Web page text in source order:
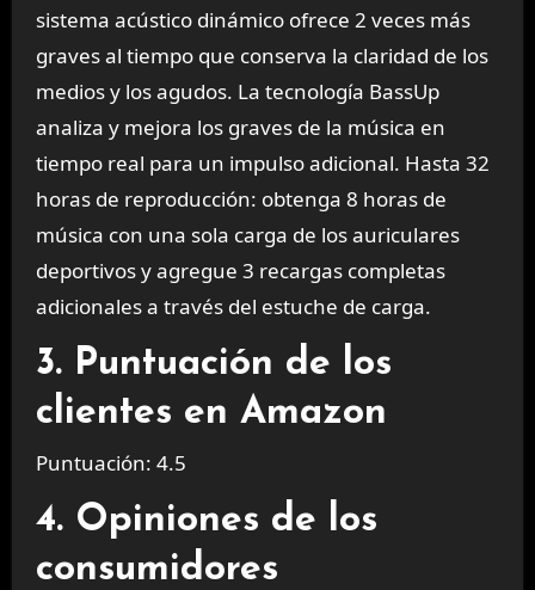
sistema acústico dinámico ofrece 2 veces más
graves al tiempo que conserva la claridad de los
medios y los agudos. La tecnología BassUp
analiza y mejora los graves de la música en
tiempo real para un impulso adicional. Hasta 32
horas de reproducción: obtenga 8 horas de
música con una sola carga de los auriculares
deportivos y agregue 3 recargas completas
adicionales a través del estuche de carga.
3. Puntuación de los
clientes en Amazon
Puntuación: 4.5
4. Opiniones de los
consumidores